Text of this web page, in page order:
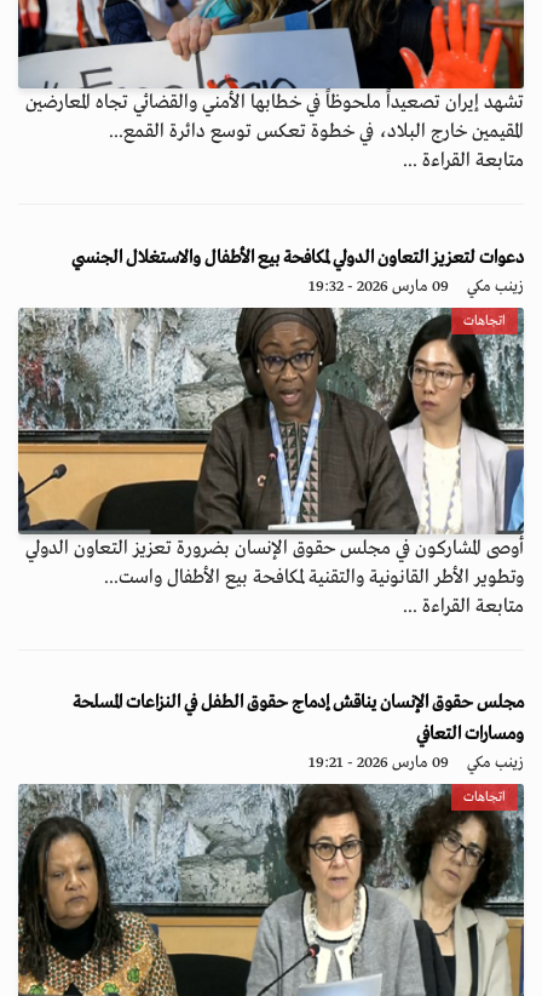
تشهد إيران تصعيداً ملحوظاً في خطابها الأمني والقضائي تجاه المعارضين
المقيمين خارج البلاد، في خطوة تعكس توسع دائرة القمع...
متابعة القراءة ...
دعوات لتعزيز التعاون الدولي لمكافحة بيع الأطفال والاستغلال الجنسي
زينب مكي 09 مارس 2026 - 19:32
اتجاهات
أوصى المشاركون في مجلس حقوق الإنسان بضرورة تعزيز التعاون الدولي
وتطوير الأطر القانونية والتقنية لمكافحة بيع الأطفال واست...
متابعة القراءة ...
مجلس حقوق الإنسان يناقش إدماج حقوق الطفل في النزاعات المسلحة
ومسارات التعافي
زينب مكي 09 مارس 2026 - 19:21
اتجاهات